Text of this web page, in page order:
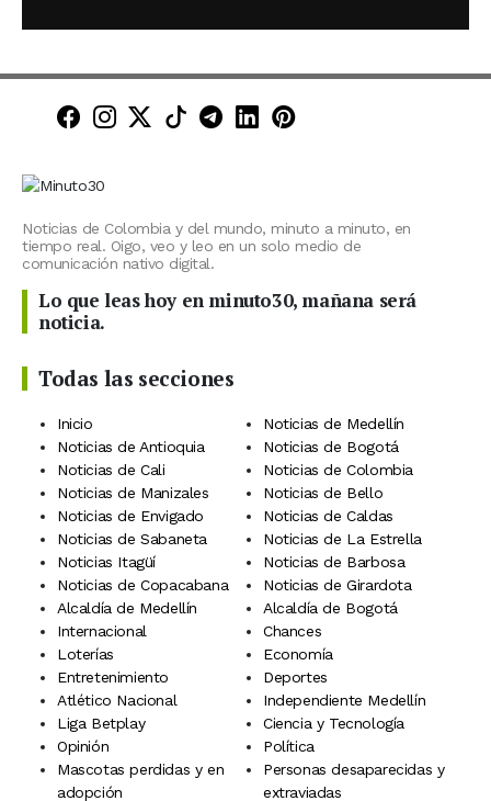
Minuto30 en Facebook
Minuto30 en Instagram
Minuto30 en X (Twitter)
Minuto30 en TikTok
Canal de Minuto30 en
Minuto30 en LinkedIn
Minuto30 en
Noticias de Colombia y del mundo, minuto a minuto, en
tiempo real. Oigo, veo y leo en un solo medio de
comunicación nativo digital.
Lo que leas hoy en minuto30, mañana será
noticia.
Todas las secciones
Inicio
Noticias de Medellín
Noticias de Antioquia
Noticias de Bogotá
Noticias de Cali
Noticias de Colombia
Noticias de Manizales
Noticias de Bello
Noticias de Envigado
Noticias de Caldas
Noticias de Sabaneta
Noticias de La Estrella
Noticias Itagüí
Noticias de Barbosa
Noticias de Copacabana
Noticias de Girardota
Alcaldía de Medellín
Alcaldía de Bogotá
Internacional
Chances
Loterías
Economía
Entretenimiento
Deportes
Atlético Nacional
Independiente Medellín
Liga Betplay
Ciencia y Tecnología
Opinión
Política
Mascotas perdidas y en
adopción
Personas desaparecidas y
extraviadas